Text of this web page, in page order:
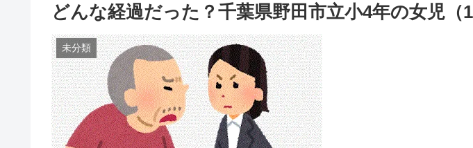
どんな経過だった？千葉県野田市立小4年の女児（
未分類